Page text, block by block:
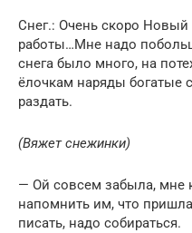
Снег.: Очень скоро Новый
работы…Мне надо
снега было много, на
ёлочкам наряды богатые
раздать.
(Вяжет снежинки)
— Ой совсем забыла, мне
напомнить им, что
писать, надо собираться.